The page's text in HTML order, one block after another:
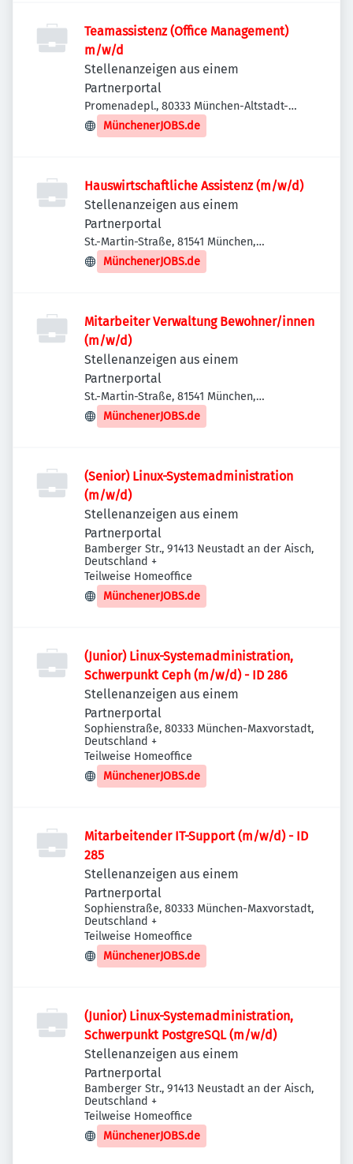
Teamassistenz (Office Management)
m/w/d
Stellenanzeigen aus einem
Partnerportal
Promenadepl., 80333 München-Altstadt-
Lehel, Deutschland
MünchenerJOBS.de
Hauswirtschaftliche Assistenz (m/w/d)
Stellenanzeigen aus einem
Partnerportal
St.-Martin-Straße, 81541 München,
Deutschland
MünchenerJOBS.de
Mitarbeiter Verwaltung Bewohner/innen
(m/w/d)
Stellenanzeigen aus einem
Partnerportal
St.-Martin-Straße, 81541 München,
Deutschland
MünchenerJOBS.de
(Senior) Linux-Systemadministration
(m/w/d)
Stellenanzeigen aus einem
Partnerportal
Bamberger Str., 91413 Neustadt an der Aisch,
Deutschland +
Teilweise Homeoffice
MünchenerJOBS.de
(Junior) Linux-Systemadministration,
Schwerpunkt Ceph (m/w/d) - ID 286
Stellenanzeigen aus einem
Partnerportal
Sophienstraße, 80333 München-Maxvorstadt,
Deutschland +
Teilweise Homeoffice
MünchenerJOBS.de
Mitarbeitender IT-Support (m/w/d) - ID
285
Stellenanzeigen aus einem
Partnerportal
Sophienstraße, 80333 München-Maxvorstadt,
Deutschland +
Teilweise Homeoffice
MünchenerJOBS.de
(Junior) Linux-Systemadministration,
Schwerpunkt PostgreSQL (m/w/d)
Stellenanzeigen aus einem
Partnerportal
Bamberger Str., 91413 Neustadt an der Aisch,
Deutschland +
Teilweise Homeoffice
MünchenerJOBS.de